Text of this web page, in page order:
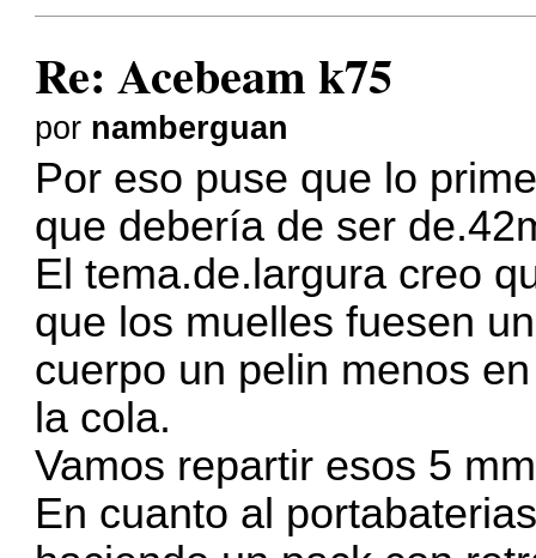
Re: Acebeam k75
por namberguan
Por eso puse que lo
que debería de ser
El tema.de.largura creo
que los muelles fuesen
cuerpo un pelin menos
la cola.
Vamos repartir esos 5 mm
En cuanto al